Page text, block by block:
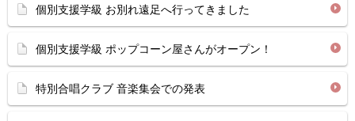
個別支援学級 お別れ遠足へ行ってきました
個別支援学級 ポップコーン屋さんがオープン！
特別合唱クラブ 音楽集会での発表